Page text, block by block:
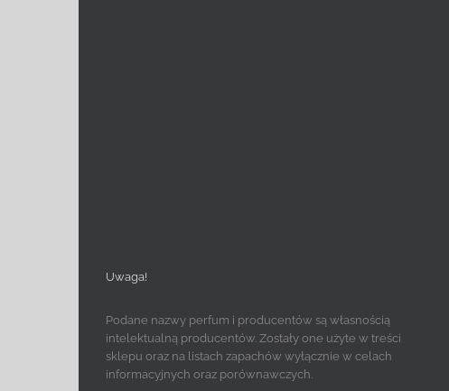
Uwaga!
Podane nazwy perfum i producentów są własnością
intelektualną producentów. Zostały one użyte w treści
sklepu oraz na listach zapachów wyłącznie w celach
informacyjnych oraz porównawczych.